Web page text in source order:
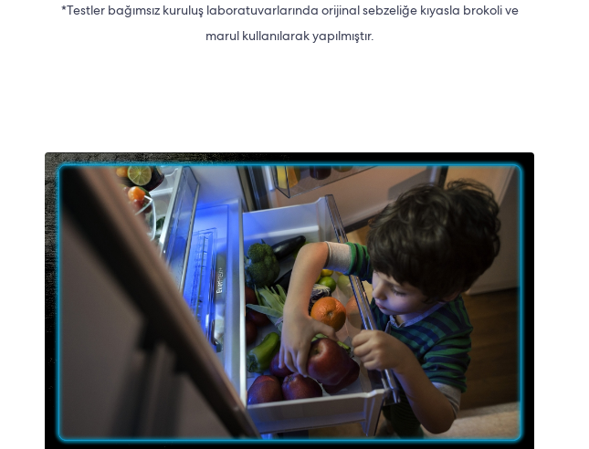
*Testler bağımsız kuruluş laboratuvarlarında orijinal sebzeliğe kıyasla brokoli ve
marul kullanılarak yapılmıştır.